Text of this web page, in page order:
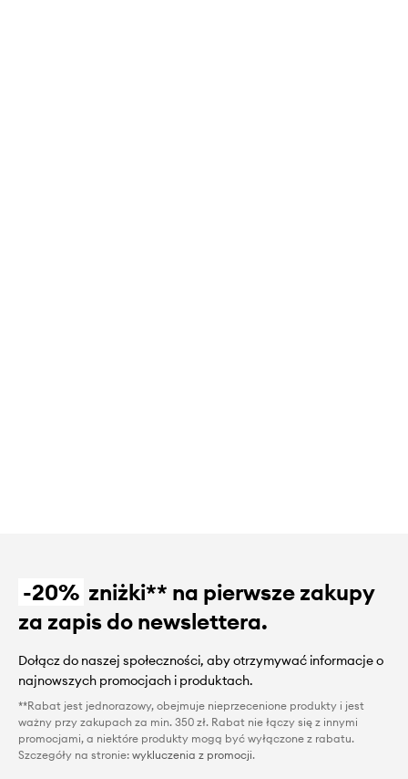
-20% zniżki** na pierwsze zakupy
za zapis do newslettera.
Dołącz do naszej społeczności, aby otrzymywać informacje o
najnowszych promocjach i produktach.
**Rabat jest jednorazowy, obejmuje nieprzecenione produkty i jest
ważny przy zakupach za min. 350 zł. Rabat nie łączy się z innymi
promocjami, a niektóre produkty mogą być wyłączone z rabatu.
Szczegóły na stronie: wykluczenia z promocji.